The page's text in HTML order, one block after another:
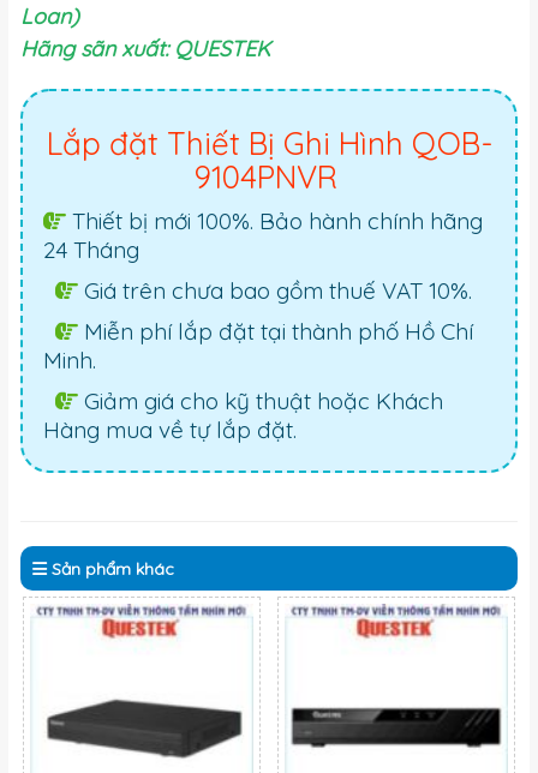
Loan)
Hãng sãn xuất: QUESTEK
Lắp đặt Thiết Bị Ghi Hình QOB-
9104PNVR
Thiết bị mới 100%. Bảo hành chính hãng
24 Tháng
Giá trên chưa bao gồm thuế VAT 10%.
Miễn phí lắp đặt tại thành phố Hồ Chí
Minh.
Giảm giá cho kỹ thuật hoặc Khách
Hàng mua về tự lắp đặt.
Sản phẩm khác